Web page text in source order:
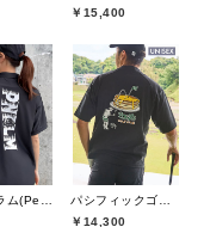
￥15,400
ペンデュラム(Pendulum)
パシフィックゴルフクラブ(Pacific GOLF CLUB)
￥14,300